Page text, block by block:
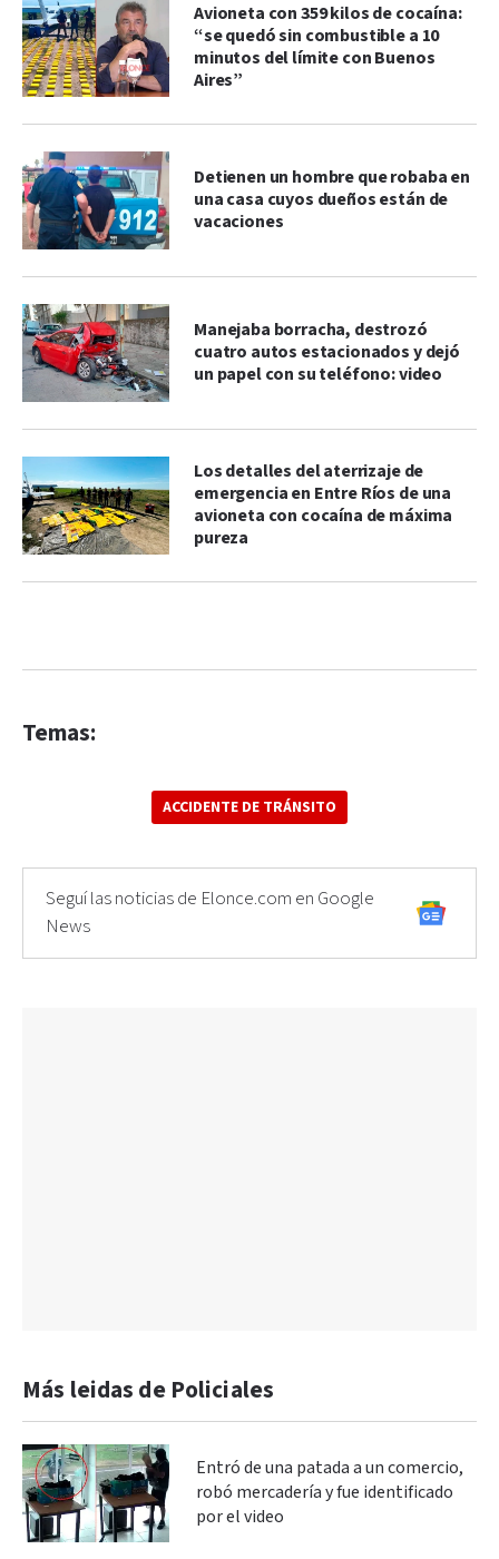
Avioneta con 359 kilos de cocaína:
“se quedó sin combustible a 10
minutos del límite con Buenos
Aires”
Detienen un hombre que robaba en
una casa cuyos dueños están de
vacaciones
Manejaba borracha, destrozó
cuatro autos estacionados y dejó
un papel con su teléfono: video
Los detalles del aterrizaje de
emergencia en Entre Ríos de una
avioneta con cocaína de máxima
pureza
Temas:
ACCIDENTE DE TRÁNSITO
Seguí las noticias de Elonce.com en Google
News
Más leidas de Policiales
Entró de una patada a un comercio,
robó mercadería y fue identificado
por el video